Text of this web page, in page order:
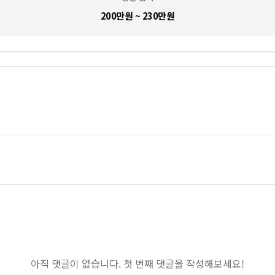
200만원 ~ 230만원
아직 댓글이 없습니다. 첫 번째 댓글을 작성해보세요!